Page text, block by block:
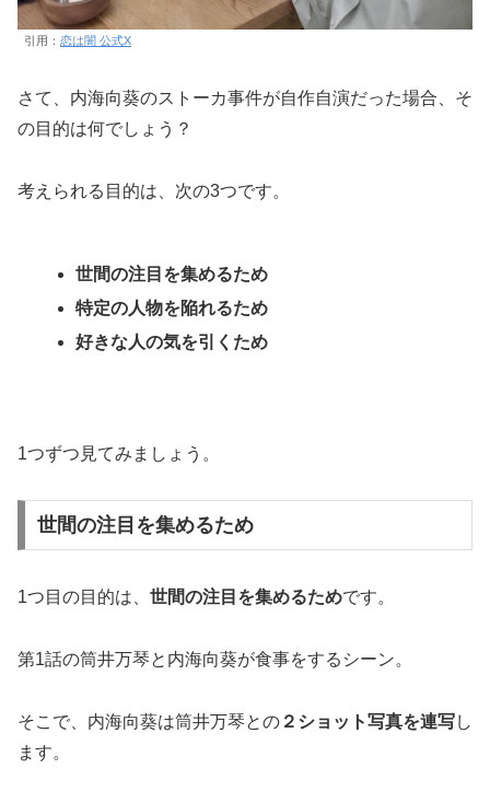
引用： 恋は闇 公式X
さて、内海向葵のストーカ事件が自作自演だった場合、そ
の目的は何でしょう？
考えられる目的は、次の3つです。
世間の注目を集めるため
特定の人物を陥れるため
好きな人の気を引くため
1つずつ見てみましょう。
世間の注目を集めるため
1つ目の目的は、 世間の注目を集めるためです。
第1話の筒井万琴と内海向葵が食事をするシーン。
そこで、内海向葵は筒井万琴との ２ショット写真を連写し
ます。